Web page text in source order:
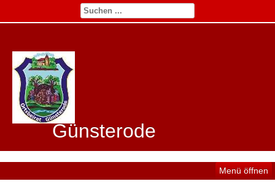
Günsterode
Menü öffnen